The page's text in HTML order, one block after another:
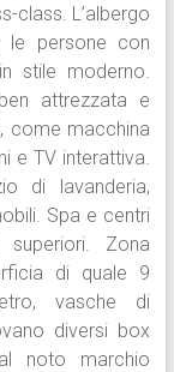
class. L’albergo
le persone con
stile moderno.
attrezzata e
come macchina
e TV interattiva.
di lavanderia,
Spa e centri
Zona
di quale 9
vasche di
diversi box
noto marchio